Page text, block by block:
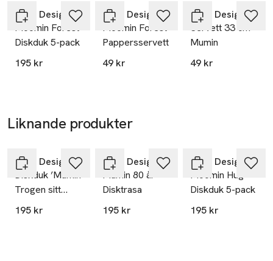
E-post
info.hk@ahlens.se
Mobilnummer
SKU: 65307614
Opto Design
Moomin Forest
Diskduk 5-pack
195 kr
Opto Design
Moomin Forest
Pappersservett
49 kr
Opto Design
Servett 33 cm -
Mumin
49 kr
Liknande produkter
Opto Design
Diskduk ’Mumin
Trogen sitt
ursprung’ 5-
195 kr
Opto Design
Mumin 80 år
Disktrasa
195 kr
Opto Design
Moomin Hug
Diskduk 5-pack
195 kr